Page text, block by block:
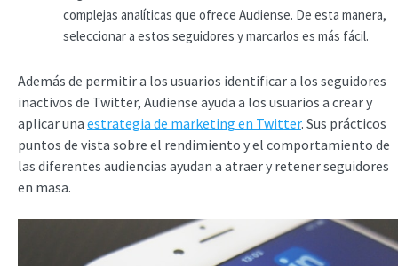
complejas analíticas que ofrece Audiense. De esta manera,
seleccionar a estos seguidores y marcarlos es más fácil.
Además de permitir a los usuarios identificar a los seguidores
inactivos de Twitter, Audiense ayuda a los usuarios a crear y
aplicar una estrategia de marketing en Twitter. Sus prácticos
puntos de vista sobre el rendimiento y el comportamiento de
las diferentes audiencias ayudan a atraer y retener seguidores
en masa.